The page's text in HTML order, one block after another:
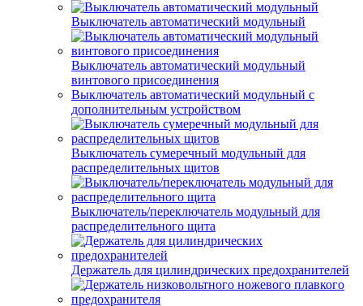
Выключатель автоматический модульный
Выключатель автоматический модульный
винтового присоединения
Выключатель автоматический модульный с
дополнительным устройством
Выключатель сумеречный модульный для
распределительных щитов
Выключатель/переключатель модульный для
распределительного щита
Держатель для цилиндрических предохранителей